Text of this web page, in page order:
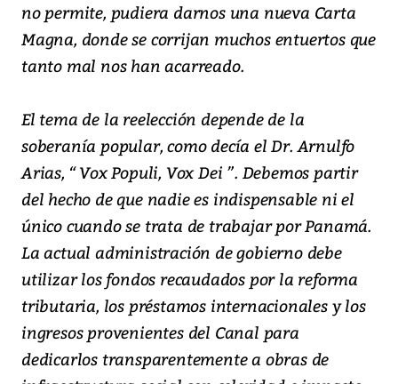
no permite, pudiera darnos una nueva Carta
Magna, donde se corrijan muchos entuertos que
tanto mal nos han acarreado.
El tema de la reelección depende de la
soberanía popular, como decía el Dr. Arnulfo
Arias, “ Vox Populi, Vox Dei ”. Debemos partir
del hecho de que nadie es indispensable ni el
único cuando se trata de trabajar por Panamá.
La actual administración de gobierno debe
utilizar los fondos recaudados por la reforma
tributaria, los préstamos internacionales y los
ingresos provenientes del Canal para
dedicarlos transparentemente a obras de